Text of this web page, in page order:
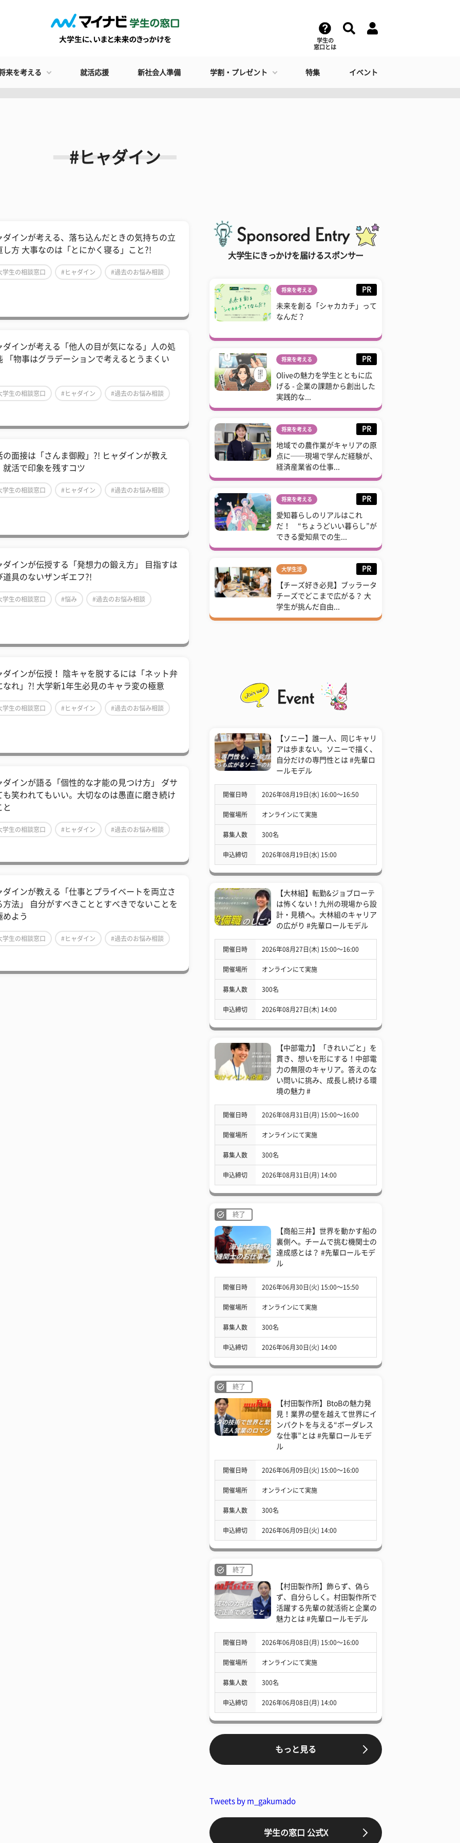
学生の
窓口とは
来を考える 就活応援 新社会人準備 学割・プレゼント 特集 イベント
#ヒャダイン
ダインが考える、落ち込んだときの気持ちの立
し方 大事なのは「とにかく寝る」こと?!
学生の相談窓口 #ヒャダイン #過去のお悩み相談
ダインが考える「他人の目が気になる」人の処
「物事はグラデーションで考えるとうまくい
学生の相談窓口 #ヒャダイン #過去のお悩み相談
の面接は「さんま御殿」?! ヒャダインが教え
就活で印象を残すコツ
学生の相談窓口 #ヒャダイン #過去のお悩み相談
ダインが伝授する「発想力の鍛え方」 目指すは
道具のないザンギエフ?!
学生の相談窓口 #悩み #過去のお悩み相談
ダインが伝授！ 陰キャを脱するには「ネット弁
なれ」?! 大学新1年生必見のキャラ変の極意
学生の相談窓口 #ヒャダイン #過去のお悩み相談
ダインが語る「個性的な才能の見つけ方」 ダサ
も笑われてもいい。大切なのは愚直に磨き続け
と
学生の相談窓口 #ヒャダイン #過去のお悩み相談
ダインが教える「仕事とプライベートを両立さ
方法」 自分がすべきこととすべきでないことを
めよう
学生の相談窓口 #ヒャダイン #過去のお悩み相談
大学生にきっかけを届けるスポンサー
将来を考える PR
未来を創る「シャカカチ」って
なんだ？
将来を考える PR
Oliveの魅力を学生とともに広
げる - 企業の課題から創出した
実践的な...
将来を考える PR
地域での農作業がキャリアの原
点に──現場で学んだ経験が、
経済産業省の仕事...
将来を考える PR
愛知暮らしのリアルはこれ
だ！ “ちょうどいい暮らし”が
できる愛知県での生...
大学生活 PR
【チーズ好き必見】ブッラータ
チーズでどこまで広がる？ 大
学生が挑んだ自由...
【ソニー】誰一人、同じキャリ
アは歩まない。ソニーで描く、
自分だけの専門性とは #先輩ロ
ールモデル
開催日時 2026年08月19日(水) 16:00〜16:50
開催場所 オンラインにて実施
募集人数 300名
申込締切 2026年08月19日(水) 15:00
【大林組】転勤&ジョブローテ
は怖くない！九州の現場から設
計・見積へ。大林組のキャリア
の広がり #先輩ロールモデル
開催日時 2026年08月27日(木) 15:00〜16:00
開催場所 オンラインにて実施
募集人数 300名
申込締切 2026年08月27日(木) 14:00
【中部電力】「きれいごと」を
貫き、想いを形にする！中部電
力の無限のキャリア。答えのな
い問いに挑み、成長し続ける環
境の魅力 #
開催日時 2026年08月31日(月) 15:00〜16:00
開催場所 オンラインにて実施
募集人数 300名
申込締切 2026年08月31日(月) 14:00
終了
【商船三井】世界を動かす船の
裏側へ。チームで挑む機関士の
達成感とは？ #先輩ロールモデ
ル
開催日時 2026年06月30日(火) 15:00〜15:50
開催場所 オンラインにて実施
募集人数 300名
申込締切 2026年06月30日(火) 14:00
終了
【村田製作所】BtoBの魅力発
見！業界の壁を越えて世界にイ
ンパクトを与える“ボーダレス
な仕事”とは #先輩ロールモデ
ル
開催日時 2026年06月09日(火) 15:00〜16:00
開催場所 オンラインにて実施
募集人数 300名
申込締切 2026年06月09日(火) 14:00
終了
【村田製作所】飾らず、偽ら
ず、自分らしく。村田製作所で
活躍する先輩の就活術と企業の
魅力とは #先輩ロールモデル
開催日時 2026年06月08日(月) 15:00〜16:00
開催場所 オンラインにて実施
募集人数 300名
申込締切 2026年06月08日(月) 14:00
もっと見る
Tweets by m_gakumado
学生の窓口 公式X